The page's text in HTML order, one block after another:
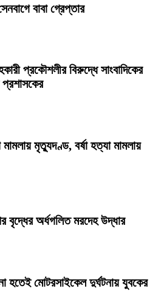
বাবা গ্রেপ্তার
প্রকৌশলীর বিরুদ্ধে সাংবাদিকের
মৃত্যুদণ্ড, বর্ষা হত্যা মামলায়
বৃদ্ধের অর্ধগলিত মরদেহ উদ্ধার
হতেই মোটরসাইকেল দুর্ঘটনায় যুবকের